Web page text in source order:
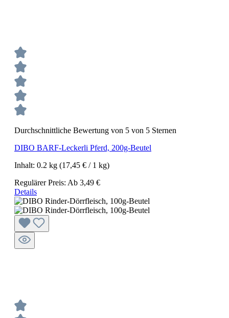
Durchschnittliche Bewertung von 5 von 5 Sternen
DIBO BARF-Leckerli Pferd, 200g-Beutel
Inhalt: 0.2 kg (17,45 € / 1 kg)
Regulärer Preis: Ab 3,49 €
Details